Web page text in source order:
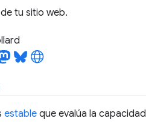
tu sitio web.
estable que evalúa la capacidad